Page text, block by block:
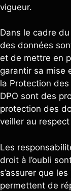
vigueur.
Dans le cadre
des données
et de mettre en
garantir sa mise
la Protection
DPO sont des
protection des
veiller au
Les
droit à l’oubli
s’assurer que
permettent de